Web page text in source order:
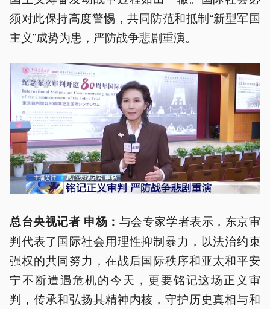
须对此保持高度警惕，共同防范和抵制“新型军国
主义”成势为患，严防战争悲剧重演。
总台央视记者 申杨： 与会专家学者表示，东京审
判代表了国际社会用理性抑制暴力，以法治约束
强权的共同努力，在战后国际秩序和亚太和平安
宁不断遭遇危机的今天，更要铭记这场正义审
判，传承和弘扬其精神内核，守护历史真相与和